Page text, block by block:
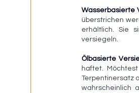
Wasserbasierte
überstrichen
erhältlich. Sie
versiegeln.
Ölbasierte
haftet.
Terpentinersatz
wahrscheinlich